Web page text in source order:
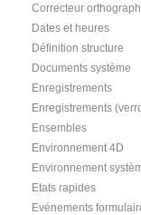
Correcteur
Dates et heures
Définition structure
Documents système
Enregistrements
Enregistrements
Ensembles
Environnement 4D
Environnement
Etats rapides
Evénements